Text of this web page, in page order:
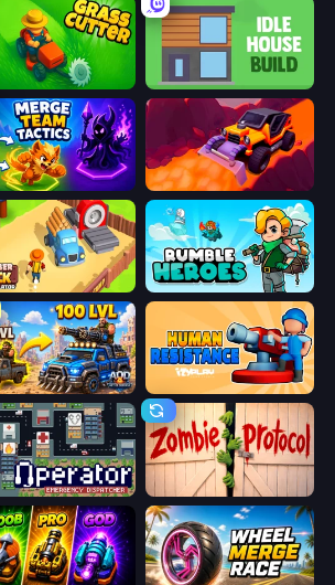
Idle House Build
Team Tactics Sand King
Lumberjack 3D Simulator Rumble Heroes
- Art Of Defense Human Resistance
Operator: Emergency Dispatcher Zombie Protocol